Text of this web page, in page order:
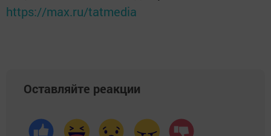
https://max.ru/tatmedia
Оставляйте реакции